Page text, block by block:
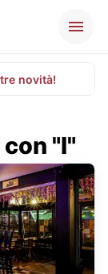
novità!
"I"